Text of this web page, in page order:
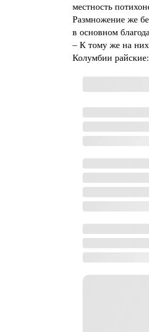
местность
Размножение же
в основном
– К тому же на них
Колумбии